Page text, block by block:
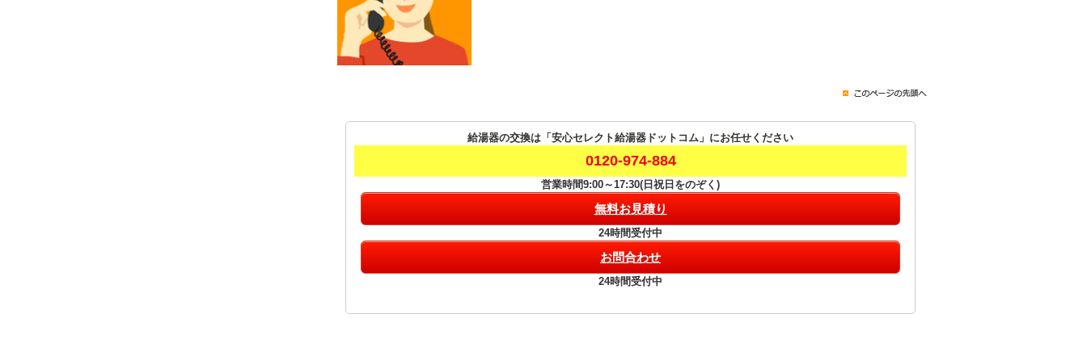
給湯器の交換は「安心セレクト給湯器ドットコム」にお任せください
0120-974-884
営業時間9:00～17:30(日祝日をのぞく)
無料お見積り
24時間受付中
お問合わせ
24時間受付中